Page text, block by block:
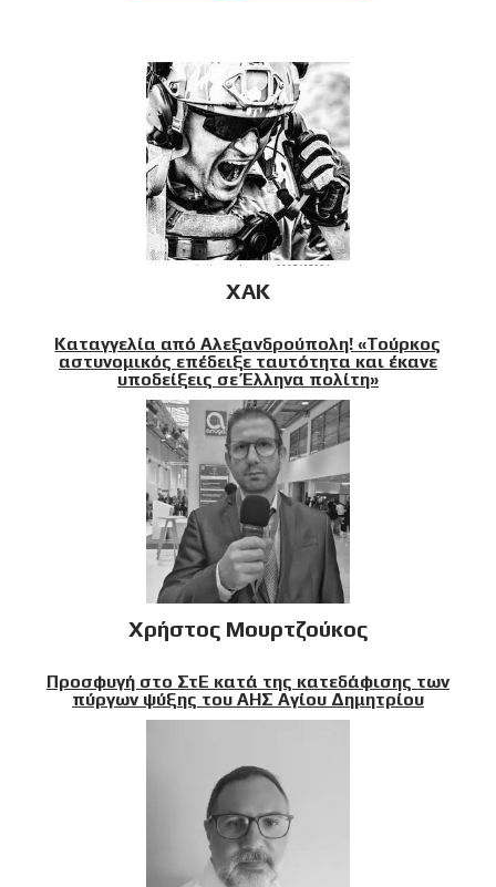
XAK
Καταγγελία από Αλεξανδρούπολη! «Τούρκος
αστυνομικός επέδειξε ταυτότητα και έκανε
υποδείξεις σε Έλληνα πολίτη»
Χρήστος Μουρτζούκος
Προσφυγή στο ΣτΕ κατά της κατεδάφισης των
πύργων ψύξης του ΑΗΣ Αγίου Δημητρίου